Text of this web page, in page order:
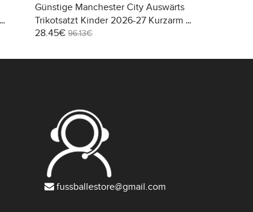
Günstige Manchester City Auswärts
Trikotsatzt Kinder 2026-27 Kurzarm (+
Kurze Hosen)
28.45€ 96.13€
fussballestore@gmail.com